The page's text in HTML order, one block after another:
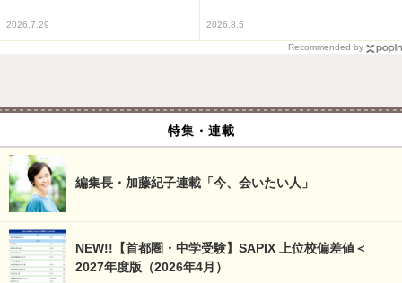
2026.7.29 2026.8.5
Recommended by
特集・連載
編集長・加藤紀子連載「今、会いたい人」
NEW!!【首都圏・中学受験】SAPIX 上位校偏差値＜
2027年度版（2026年4月）